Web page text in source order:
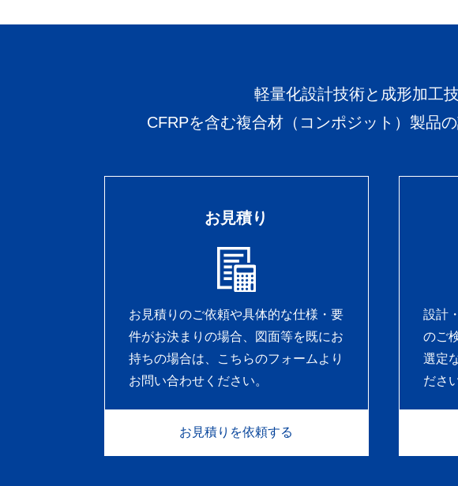
軽量化設計技術と成形加工
CFRPを含む複合材（コンポジット）製品
お見積り
お見積りのご依頼や具体的な仕様・要
件がお決まりの場合、図面等を既にお
持ちの場合は、こちらのフォームより
お問い合わせください。
お見積りを依頼する
設計
のご
選定
ださ